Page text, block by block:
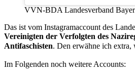
VVN-BDA Landesverband
Das ist vom Instagramaccount des
Vereinigten der Verfolgten des
Antifaschisten. Den erwähne ich
Im Folgenden noch weitere Accounts: